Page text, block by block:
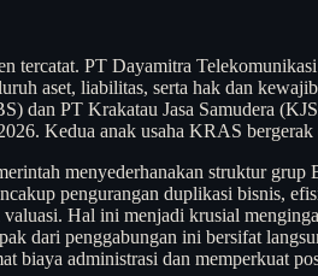
tercatat. PT Dayamitra
aset, liabilitas, serta hak dan
dan PT Krakatau Jasa Samudera
Kedua anak usaha KRAS
menyederhanakan struktur
pengurangan duplikasi bisnis,
Hal ini menjadi krusial
dari penggabungan ini bersifat
biaya administrasi dan memperkuat